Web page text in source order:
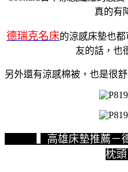
真的有
德瑞克名床的涼感床墊也
友的話，也
另外還有涼感棉被，也是很
▍高雄床墊推薦－德